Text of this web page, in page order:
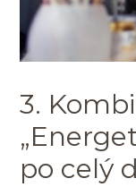
3.
po celý